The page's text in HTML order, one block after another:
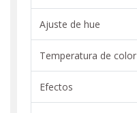
Ajuste de hue
Temperatura de color
Efectos